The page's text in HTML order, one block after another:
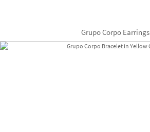
Grupo Corpo Earrings